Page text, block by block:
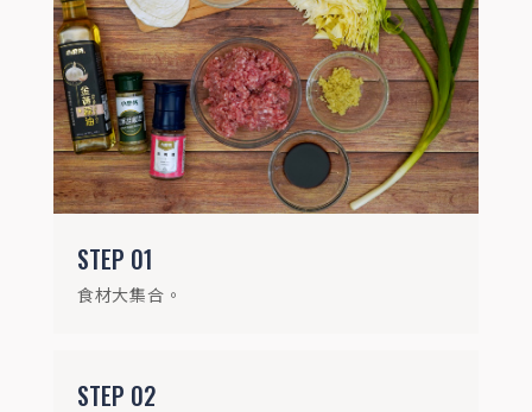
STEP 01
食材大集合。
STEP 02
STEP03
豬絞肉以10毫升水打水攪拌至有黏性